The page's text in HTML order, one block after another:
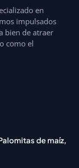
en
impulsados
bien de atraer
como el
de maíz,